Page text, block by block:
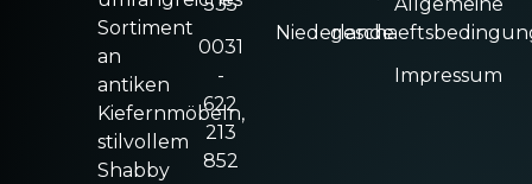
Sortiment
an
antiken
Kiefernmöbeln,
stilvollem
Shabby
535
0031
-
622
213
852
Niederlande
Allgemeine
Impressum